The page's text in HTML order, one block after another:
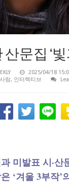
산문집 ‘
2025/04/18
람, 인터렉티브
미발표 시·산
‘겨울 3부작’